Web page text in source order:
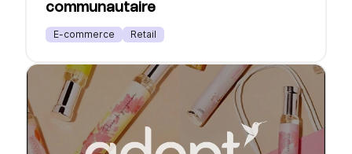
communautaire
E-commerce Retail